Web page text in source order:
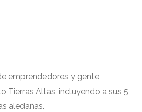
emprendedores y gente
Tierras Altas, incluyendo a sus 5
aledañas.